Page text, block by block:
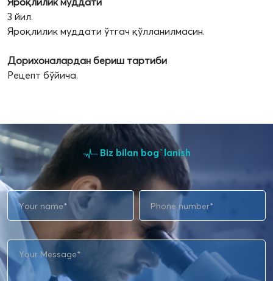
3 йил.
Яроқлилик муддати ўтгач қўлланилмасин.
Дорихоналардан бериш тартиби
Рецепт бўйича.
Biz bilan bog`lanish